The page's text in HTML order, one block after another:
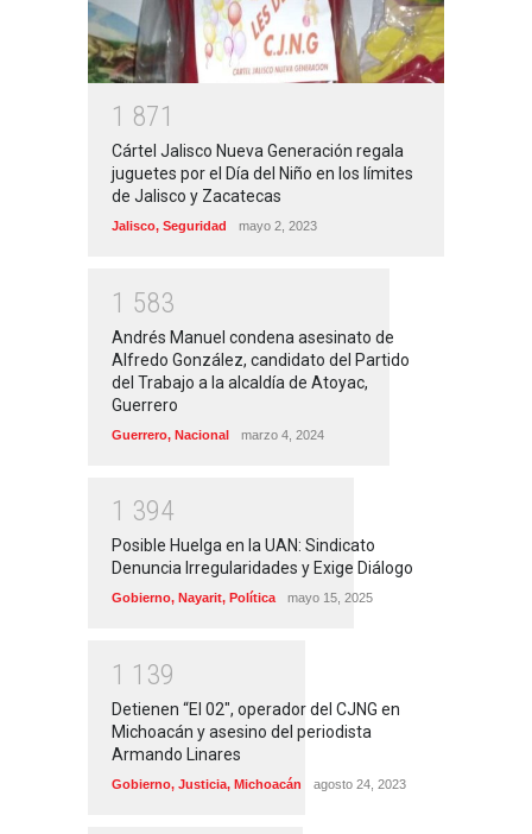
1 871
Cártel Jalisco Nueva Generación regala
juguetes por el Día del Niño en los límites
de Jalisco y Zacatecas
Jalisco, Seguridad mayo 2, 2023
1 583
Andrés Manuel condena asesinato de
Alfredo González, candidato del Partido
del Trabajo a la alcaldía de Atoyac,
Guerrero
Guerrero, Nacional marzo 4, 2024
1 394
Posible Huelga en la UAN: Sindicato
Denuncia Irregularidades y Exige Diálogo
Gobierno, Nayarit, Política mayo 15, 2025
1 1 39
Detienen “El 02″, operador del CJNG en
Michoacán y asesino del periodista
Armando Linares
Gobierno, Justicia, Michoacán agosto 24, 2023